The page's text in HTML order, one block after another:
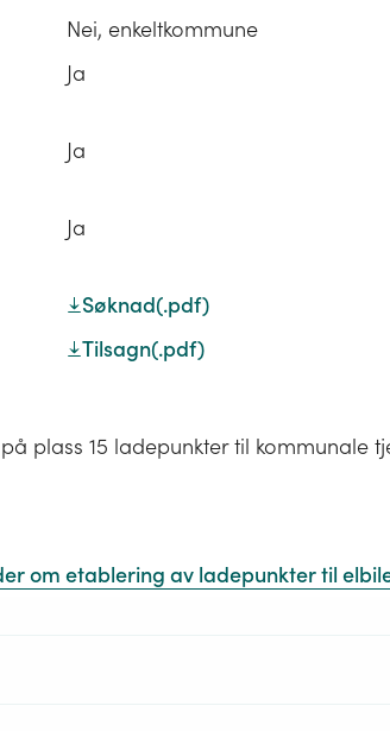
Nei, enkeltkommune
Ja
Ja
Ja
Søknad(.pdf)
Tilsagn(.pdf)
plass 15 ladepunkter til kommunale
om etablering av ladepunkter til